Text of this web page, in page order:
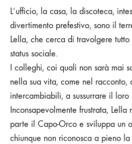
L’ufficio, la casa, la discoteca,
divertimento prefestivo, sono il
Lella, che cerca di travolgere
status sociale.
I colleghi, coi quali non sarà mai
nella sua vita, come nel racconto,
intercambiabili, a sussurrare il loro
Inconsapevolmente frustrata, Lella
parte il Capo-Orco e sviluppa un
chiunque non riconosca a pieno